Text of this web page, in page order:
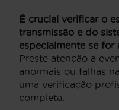
É crucial verificar o
transmissão e do
especialmente se for
Preste atenção a
anormais ou falhas
uma verificação
completa.